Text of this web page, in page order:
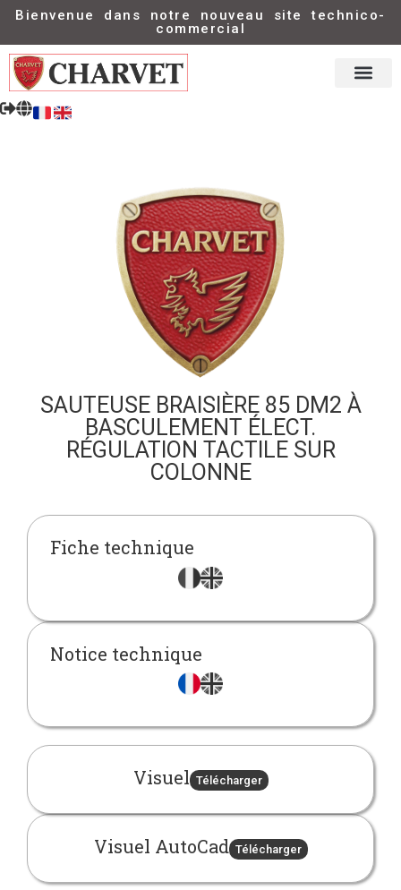
Bienvenue dans notre nouveau site technico-
commercial
SAUTEUSE BRAISIÈRE 85 DM2 À
BASCULEMENT ÉLECT.
RÉGULATION TACTILE SUR
COLONNE
Fiche technique
Notice technique
Visuel Télécharger
Visuel AutoCad Télécharger